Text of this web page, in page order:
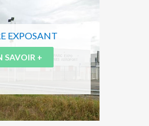
EXPOSANT
SAVOIR +